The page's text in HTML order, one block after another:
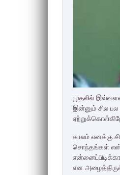
முதலில்
இன்னும் சில
காலம் எனக்கு
சொந்தங்கள்
என